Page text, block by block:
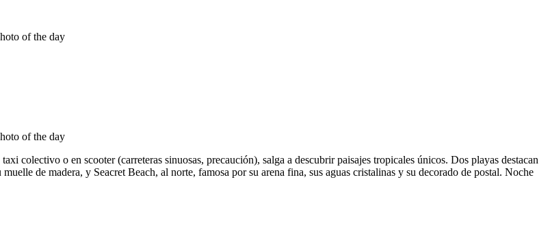
colectivo o en scooter (carreteras sinuosas, precaución), salga a descubrir paisajes tropicales únicos. Dos playas destacan
de madera, y Seacret Beach, al norte, famosa por su arena fina, sus aguas cristalinas y su decorado de postal. Noche